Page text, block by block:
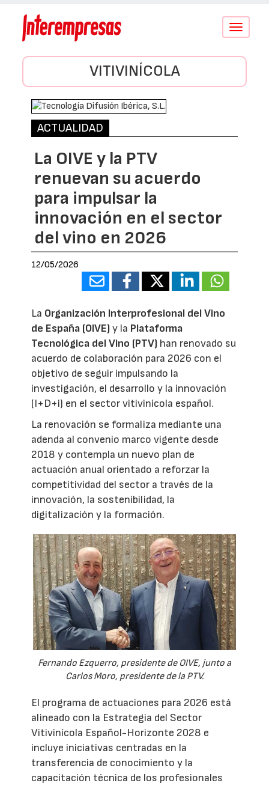
Conmutar
VITIVINÍCOLA
ACTUALIDAD
La OIVE y la PTV
renuevan su acuerdo
para impulsar la
innovación en el sector
del vino en 2026
12/05/2026
La Organización Interprofesional del Vino
de España (OIVE)y la Plataforma
Tecnológica del Vino (PTV) han renovado su
acuerdo de colaboración para 2026 con el
objetivo de seguir impulsando la
investigación, el desarrollo y la innovación
(I+D+i) en el sector vitivinícola español.
La renovación se formaliza mediante una
adenda al convenio marco vigente desde
2018 y contempla un nuevo plan de
actuación anual orientado a reforzar la
competitividad del sector a través de la
innovación, la sostenibilidad, la
digitalización y la formación.
Fernando Ezquerro, presidente de OIVE, junto a
Carlos Moro, presidente de la PTV.
El programa de actuaciones para 2026 está
alineado con la Estrategia del Sector
Vitivinícola Español-Horizonte 2028 e
incluye iniciativas centradas en la
transferencia de conocimiento y la
capacitación técnica de los profesionales